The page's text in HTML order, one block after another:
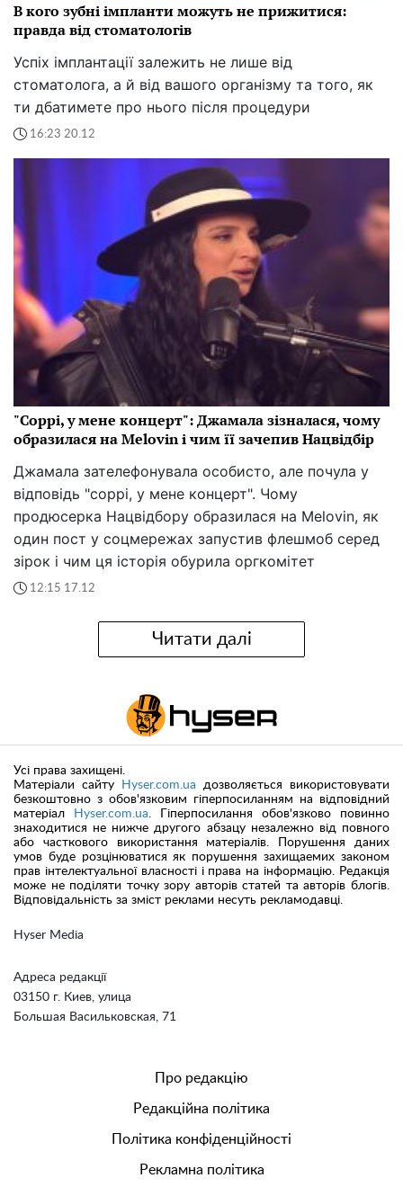
В кого зубні імпланти можуть не прижитися:
правда від стоматологів
Успіх імплантації залежить не лише від
стоматолога, а й від вашого організму та того, як
ти дбатимете про нього після процедури
16:23 20.12
"Соррі, у мене концерт": Джамала зізналася, чому
образилася на Melovin і чим її зачепив Нацвідбір
Джамала зателефонувала особисто, але почула у
відповідь "соррі, у мене концерт". Чому
продюсерка Нацвідбору образилася на Melovin, як
один пост у соцмережах запустив флешмоб серед
зірок і чим ця історія обурила оргкомітет
12:15 17.12
Читати далі
Hyser Media
Адреса редакції
03150 г. Киев, улица
Большая Васильковская, 71
Усі права захищені.
Матеріали сайту
Hyser.com.ua дозволяється використовувати
безкоштовно з обов'язковим гіперпосиланням на відповідний
матеріал
Hyser.com.ua. Гіперпосилання обов'язково повинно
знаходитися не нижче другого абзацу незалежно від повного
або часткового використання матеріалів. Порушення даних
умов буде розцінюватися як порушення захищаемих законом
прав інтелектуальної власності і права на інформацію. Редакція
може не поділяти точку зору авторів статей та авторів блогів.
Відповідальність за зміст реклами несуть рекламодавці.
Про редакцію
Редакційна політика
Політика конфіденційності
Рекламна політика